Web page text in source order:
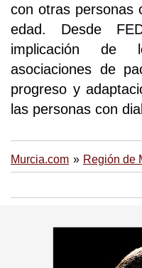
con otras personas
edad. Desde
implicación de
asociaciones de
progreso y
las personas con
Murcia.com Región de